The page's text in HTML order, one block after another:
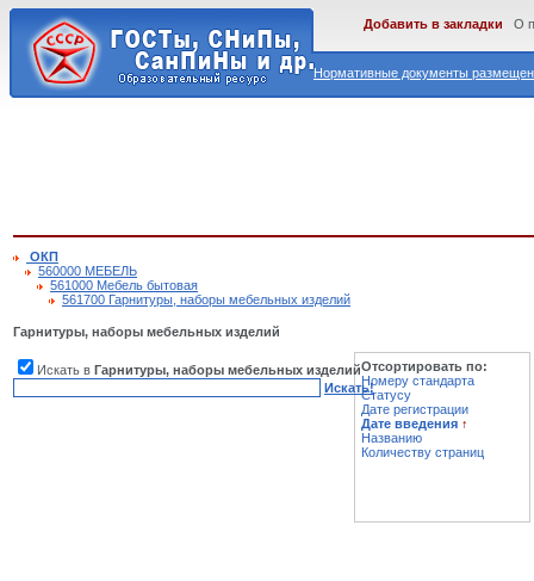
Нормативные документы
Добавить в закладки О
ОКП
560000 МЕБЕЛЬ
561000 Мебель бытовая
561700 Гарнитуры, наборы мебельных изделий
Гарнитуры, наборы мебельных изделий
Искать в Гарнитуры, наборы мебельных изделий
Искать!
Отсортировать по:
Номеру стандарта
Статусу
Дате регистрации
Дате введения ↑
Названию
Количеству страниц